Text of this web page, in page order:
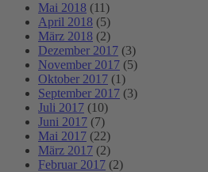
Mai 2018 (11)
April 2018 (5)
März 2018 (2)
Dezember 2017 (3)
November 2017 (5)
Oktober 2017 (1)
September 2017 (3)
Juli 2017 (10)
Juni 2017 (7)
Mai 2017 (22)
März 2017 (2)
Februar 2017 (2)